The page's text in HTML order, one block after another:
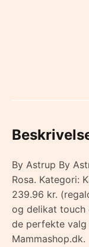
By Astrup By
Rosa. Kategori:
239.96 kr.
og delikat
de perfekte
Mammashop.dk.